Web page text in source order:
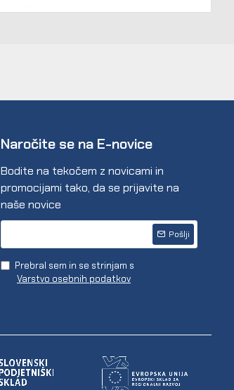
Naročite se na E-novice
Bodite na tekočem z novicami in
promocijami tako, da se prijavite na
naše novice
Pošlji
Prebral sem in se strinjam s
Varstvo osebnih podatkov